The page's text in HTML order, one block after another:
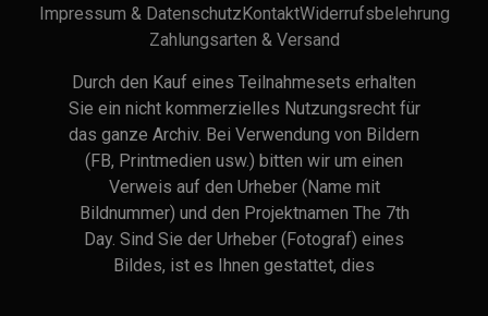
Impressum & DatenschutzKontaktWiderrufsbelehrung
Zahlungsarten & Versand
Durch den Kauf eines Teilnahmesets erhalten
Sie ein nicht kommerzielles Nutzungsrecht für
das ganze Archiv. Bei Verwendung von Bildern
(FB, Printmedien usw.) bitten wir um einen
Verweis auf den Urheber (Name mit
Bildnummer) und den Projektnamen The 7th
Day. Sind Sie der Urheber (Fotograf) eines
Bildes, ist es Ihnen gestattet, dies